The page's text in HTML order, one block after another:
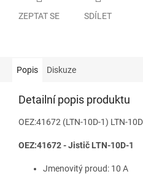
ZEPTAT SE SDÍLET
Popis Diskuze
Detailní popis produktu
OEZ:41672 (LTN-10D-1) LTN-
OEZ:41672 - Jistič LTN-10D-1
Jmenovitý proud: 10 A